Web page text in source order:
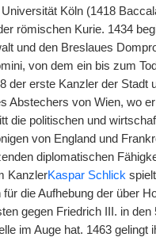
Köln (1418
römischen Kurie. 1434
und den Breslaues
von dem ein bis zum
der erste Kanzler der
Abstechers von Wien, wo
die politischen und
von England und
diplomatischen
KanzlerKaspar Schlick
die Aufhebung der über
gegen Friedrich III. in
im Auge hat. 1463